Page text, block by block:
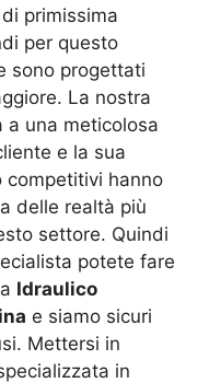
primissima
per questo
sono progettati
La nostra
a una meticolosa
e la sua
competitivi hanno
delle realtà più
settore. Quindi
potete fare
Idraulico
e siamo sicuri
Mettersi in
in